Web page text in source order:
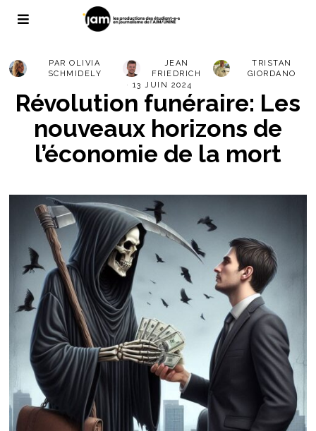
PAROLIVIA
SCHMIDELY
JEAN
FRIEDRICH
TRISTAN
GIORDANO
13 JUIN 2024
Révolution funéraire: Les
nouveaux horizons de
l’économie de la mort